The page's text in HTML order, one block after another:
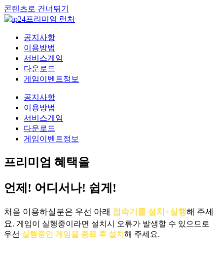
콘텐츠로 건너뛰기
공지사항
이용방법
서비스게임
다운로드
게임이벤트정보
공지사항
이용방법
서비스게임
다운로드
게임이벤트정보
프리미엄 혜택을
언제! 어디서나! 쉽게!
처음 이용하실분은 우선 아래 접속기를 설치+실행해 주세
요. 게임이 실행중이라면 설치시 오류가 발생할 수 있으므로
우선 실행중인 게임을 종료 후 설치 해 주세요.